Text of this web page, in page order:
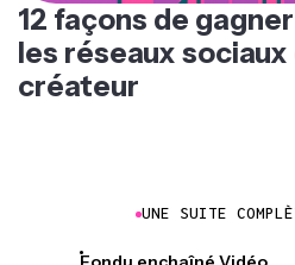
12 façons de
les réseaux
créateur
UNE SUITE